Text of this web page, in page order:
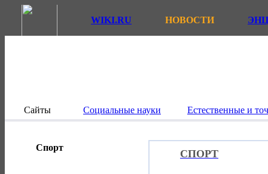
WIKI.RU НОВОСТИ
Сайты Социальные науки Естественные и
Спорт
СПОРТ